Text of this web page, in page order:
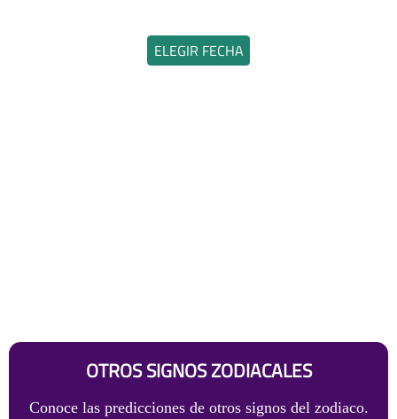
ELEGIR FECHA
OTROS SIGNOS ZODIACALES
Conoce las predicciones de otros signos del zodiaco.